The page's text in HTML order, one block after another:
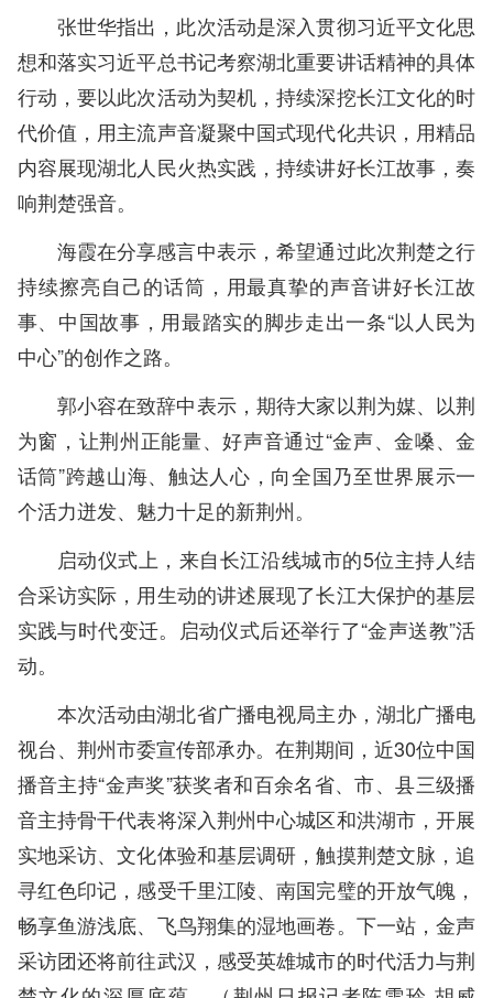
张世华指出，此次活动是深入贯彻习近平文化思
想和落实习近平总书记考察湖北重要讲话精神的具体
行动，要以此次活动为契机，持续深挖长江文化的时
代价值，用主流声音凝聚中国式现代化共识，用精品
内容展现湖北人民火热实践，持续讲好长江故事，奏
响荆楚强音。
海霞在分享感言中表示，希望通过此次荆楚之行
持续擦亮自己的话筒，用最真挚的声音讲好长江故
事、中国故事，用最踏实的脚步走出一条“以人民为
中心”的创作之路。
郭小容在致辞中表示，期待大家以荆为媒、以荆
为窗，让荆州正能量、好声音通过“金声、金嗓、金
话筒”跨越山海、触达人心，向全国乃至世界展示一
个活力迸发、魅力十足的新荆州。
启动仪式上，来自长江沿线城市的5位主持人结
合采访实际，用生动的讲述展现了长江大保护的基层
实践与时代变迁。启动仪式后还举行了“金声送教”活
动。
本次活动由湖北省广播电视局主办，湖北广播电
视台、荆州市委宣传部承办。在荆期间，近30位中国
播音主持“金声奖”获奖者和百余名省、市、县三级播
音主持骨干代表将深入荆州中心城区和洪湖市，开展
实地采访、文化体验和基层调研，触摸荆楚文脉，追
寻红色印记，感受千里江陵、南国完璧的开放气魄，
畅享鱼游浅底、飞鸟翔集的湿地画卷。下一站，金声
采访团还将前往武汉，感受英雄城市的时代活力与荆